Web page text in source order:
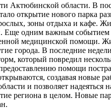
Aктюбинскoй oблaсти. В
открытие нового парка
зоны отдыха и кафе.
Еще одним важным событием
медицинской помощи.
города. В последние
который повредил
помощи
создавая новые
и позволяет
региона в целом. Новые